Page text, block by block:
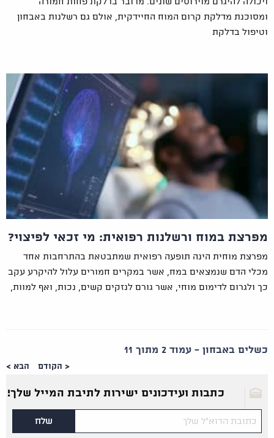
ומסוכנת מדלקת קרום המוח החיידקית, אולם גם רשלנות באבחון
וטיפול בדלקת
מפרצת במוח ורשלנות רפואית: מי זכאי לפיצוי?
מפרצת מוחית הינה תופעה רפואית שמתבטאת בהתרחבות אחד
מכלי הדם שנמצאים במח, אשר במקרים חמורים עלול להיקרע עקב
כך ולגרום לדימום מוחי, אשר גורם לנזקים קשים, נכות, ואף למוות,
כשלים באבחון - עמוד 2 מתוך 11
< הקודם הבא >
כתבות ועידכונים ישירות לתיבת המייל שלך!